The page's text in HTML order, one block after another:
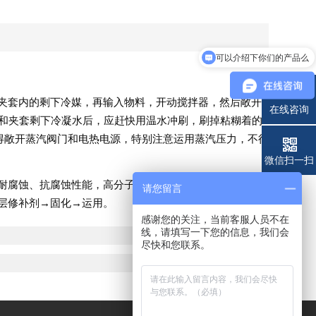
内的剩下冷媒，再输入物料，开动搅拌器，然后敞开
夹套剩下冷凝水后，应赶快用温水冲刷，刷掉粘糊着的
开蒸汽阀门和电热电源，特别注意运用蒸汽压力，不得
蚀、抗腐蚀性能，高分子乃至可以渗透到金属里边，
修补剂→固化→运用。
在线咨询
电话
微信扫一扫
可以介绍下你们的产品么
请您留言
感谢您的关注，当前客服人员不在
线，请填写一下您的信息，我们会
尽快和您联系。